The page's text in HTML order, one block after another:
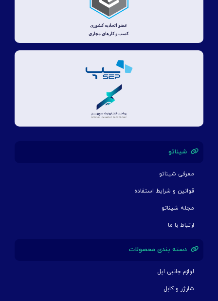
شیناتو
معرفی شیناتو
قوانین و شرایط استفاده
مجله شیناتو
ارتباط با ما
دسته بندی محصولات
لوازم جانبی اپل
شارژر و کابل